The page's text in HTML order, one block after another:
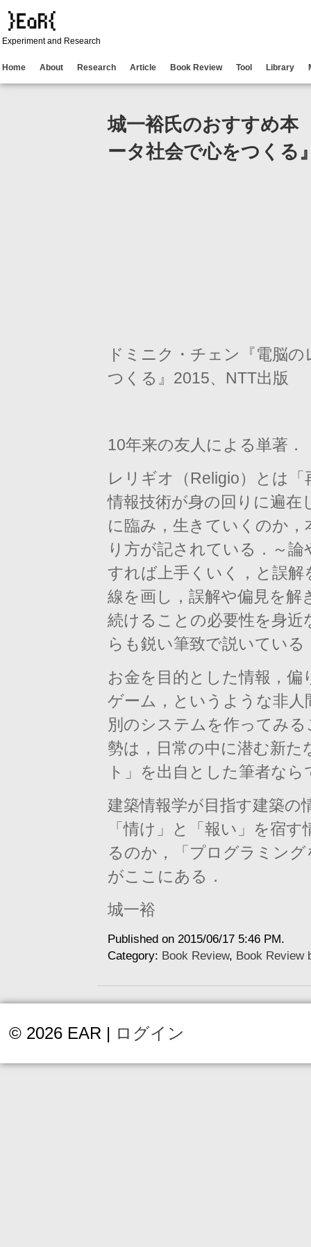
Experiment and Research
Home About Research Article Book Review Tool Library
城一裕氏のおすすめ
ータ社会で心をつくる
ドミニク・チェン『電脳
つくる』2015、NTT出版
10年来の友人による単著．
レリギオ（Religio）とは
情報技術が身の回りに遍在
に臨み，生きていくのか，
り方が記されている．～論
すれば上手くいく， と誤
線を画し， 誤解や偏見を解
続けることの必要性を身近
らも鋭い筆致で説いている
お金を目的とした情報，
ゲーム， というような非
別のシステムを作ってみ
勢は， 日常の中に潜む新
ト」 を出自とした筆者なら
建築情報学が目指す建築の
「情け」と「報い」 を宿す
るのか，「 プログラミン
がここにある．
城一裕
Published on 2015/06/17 5:46 PM.
Category: Book Review, Book Review
© 2026 EAR | ログイン